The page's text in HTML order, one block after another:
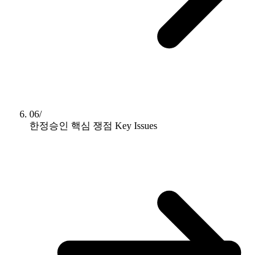
06/
한정승인 핵심 쟁점 Key Issues